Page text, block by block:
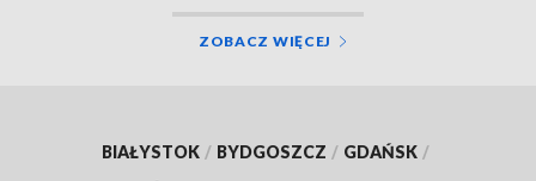
ZOBACZ WIĘCEJ
BIAŁYSTOK / BYDGOSZCZ / GDAŃSK /